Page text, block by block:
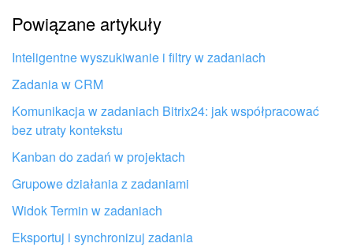
AI CoPilot
Bitrix24 On-premise
e-Podpis
e-Podpis w HR
Telefonia
Kreator BI
Artykuł jest za krótki. Potrzebuję więcej informacji
Nie podoba mi się sposób działania tego narzędzia
Powiązane artykuły
Inteligentne wyszukiwanie i filtry w zadaniach
Zadania w CRM
Komunikacja w zadaniach Bitrix24: jak współpracować
bez utraty kontekstu
Kanban do zadań w projektach
Grupowe działania z zadaniami
Widok Termin w zadaniach
Eksportuj i synchronizuj zadania